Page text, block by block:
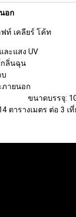
อก
ท์ เคลียร์ โค้ท
ะแสง UV
กลิ่นฉุน
ภายนอก
ขนาดบรรจุ:
ตารางเมตร ต่อ 3 เที่